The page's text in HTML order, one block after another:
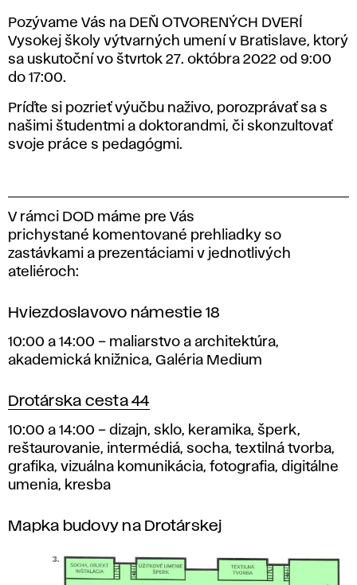
Pozývame Vás na DEŇ OTVORENÝCH DVERÍ
Vysokej školy výtvarných umení v Bratislave, ktorý
sa uskutoční vo štvrtok 27. októbra 2022 od 9:00
do 17:00.
Príďte si pozrieť výučbu naživo, porozprávať sa s
našimi študentmi a doktorandmi, či skonzultovať
svoje práce s pedagógmi.
V rámci DOD máme pre Vás
prichystané komentované prehliadky so
zastávkami a prezentáciami v jednotlivých
ateliéroch:
Hviezdoslavovo námestie 18
10:00 a 14:00 – maliarstvo a architektúra,
akademická knižnica, Galéria Medium
Drotárska cesta 44
10:00 a 14:00 – dizajn, sklo, keramika, šperk,
reštaurovanie, intermédiá, socha, textilná tvorba,
grafika, vizuálna komunikácia, fotografia, digitálne
umenia, kresba
Mapka budovy na Drotárskej